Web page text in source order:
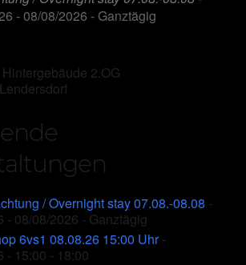
- 08/08/2026 - Ganztägig
2.OG
/ Overnight stay 07.08.-08.08 -
- 08/08/2026 - Ganztägig
6vs1 08.08.26 15:00 Uhr-
- 15:00 - 18:00